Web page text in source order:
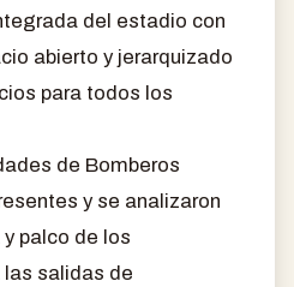
del estadio con
abierto y jerarquizado
para todos los
de Bomberos
y se analizaron
palco de los
salidas de